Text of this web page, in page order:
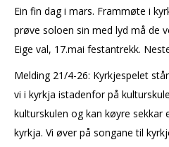
Ein fin dag i mars. Frammøte i
prøve soloen sin med lyd må de
Eige val, 17.mai festantrekk.
Melding 21/4-26: Kyrkjespelet
vi i kyrkja istadenfor på
kulturskulen og kan køyre
kyrkja. Vi øver på songane til